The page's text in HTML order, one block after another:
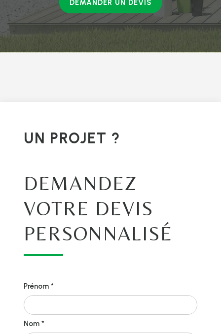
DEMANDER UN DEVIS
UN PROJET ?
DEMANDEZ
VOTRE DEVIS
PERSONNALISÉ
Prénom *
Nom *